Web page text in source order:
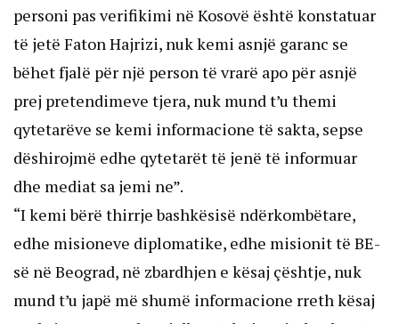
personi pas verifikimi në Kosovë është konstatuar
të jetë Faton Hajrizi, nuk kemi asnjë garanc se
bëhet fjalë për një person të vrarë apo për asnjë
prej pretendimeve tjera, nuk mund t’u themi
qytetarëve se kemi informacione të sakta, sepse
dëshirojmë edhe qytetarët të jenë të informuar
dhe mediat sa jemi ne”.
“I kemi bërë thirrje bashkësisë ndërkombëtare,
edhe misioneve diplomatike, edhe misionit të BE-
së në Beograd, në zbardhjen e kësaj çështje, nuk
mund t’u japë më shumë informacione rreth kësaj